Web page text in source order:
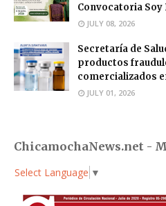
Convocatoria Soy
JULY 08, 2026
Secretaría de
productos
comercializados
JULY 01, 2026
ChicamochaNews.net -
Select Language ▼